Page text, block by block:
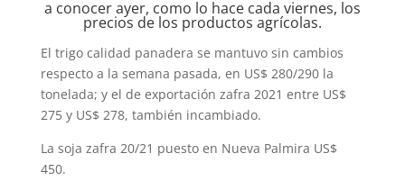
a conocer ayer, como lo hace cada viernes, los
precios de los productos agrícolas.
El trigo calidad panadera se mantuvo sin cambios
respecto a la semana pasada, en US$ 280/290 la
tonelada; y el de exportación zafra 2021 entre US$
275 y US$ 278, también incambiado.
La soja zafra 20/21 puesto en Nueva Palmira US$
450.